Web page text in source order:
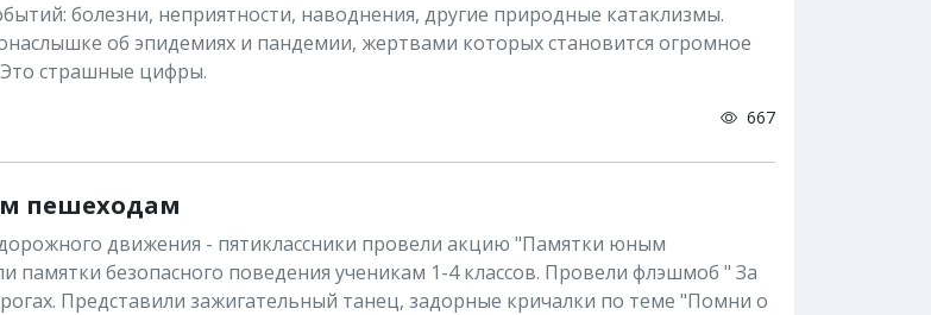
болезни, неприятности, наводнения, другие природные катаклизмы.
об эпидемиях и пандемии, жертвами которых становится огромное
страшные цифры.
667
пешеходам
движения - пятиклассники провели акцию "Памятки юным
памятки безопасного поведения ученикам 1-4 классов. Провели флэшмоб " За
Представили зажигательный танец, задорные кричалки по теме "Помни о